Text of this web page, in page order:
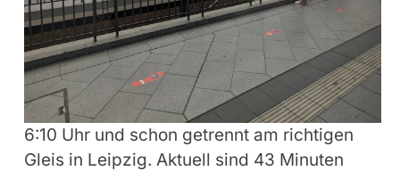
6:10 Uhr und schon getrennt am richtigen
Gleis in Leipzig. Aktuell sind 43 Minuten